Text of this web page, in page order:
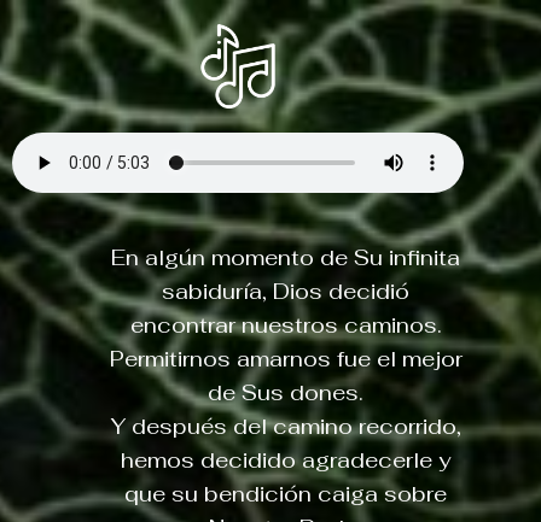
Saltar
al
contenido
En algún momento de Su infinita
sabiduría, Dios decidió
encontrar nuestros caminos.
Permitirnos amarnos fue el mejor
de Sus dones.
Y después del camino recorrido,
hemos decidido agradecerle y
que su bendición caiga sobre